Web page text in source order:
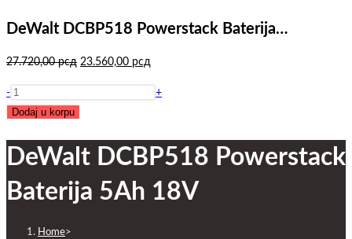
DeWalt DCBP518 Powerstack Baterija…
27.720,00рсд Originalna
27.720,00 рсд.
23.560,00 рсд
je:
DeWalt
DCBP518
Baterija
18V
- +
Dodaj u korpu
DeWalt DCBP518 Powerstack
Baterija 5Ah 18V
Home>